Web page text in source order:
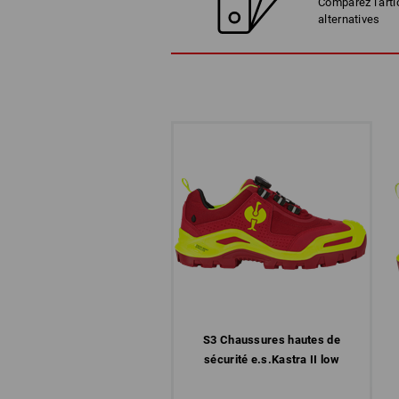
alternatives
S3 Chaussures hautes de
sécurité e.s.​Kastra II low